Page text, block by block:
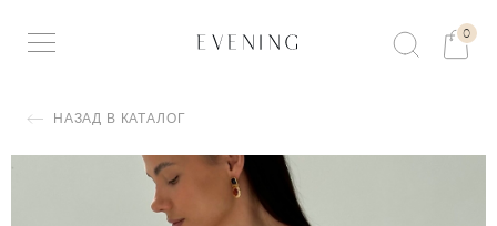
0
НАЗАД В КАТАЛОГ